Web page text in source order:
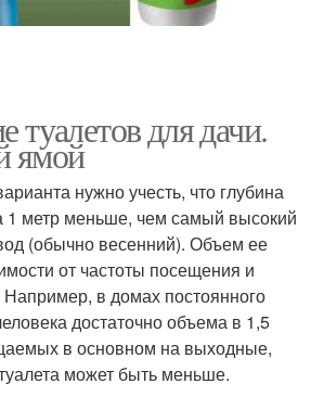
туалетов для дачи.
ямой
нужно учесть, что глубина
метр меньше, чем самый высокий
(обычно весенний). Объем ее
от частоты посещения и
Например, в домах постоянного
достаточно объема в 1,5
в основном на выходные,
может быть меньше.